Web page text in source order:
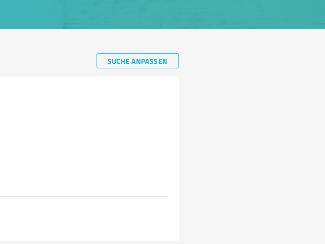
SUCHE ANPASSEN